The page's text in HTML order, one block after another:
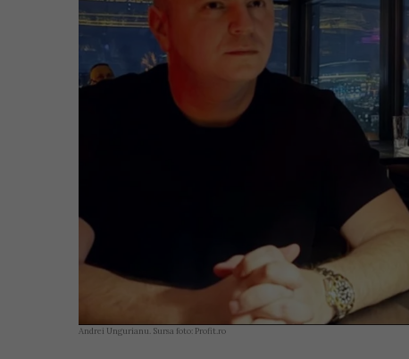
Andrei Ungurianu. Sursa foto: Profit.ro